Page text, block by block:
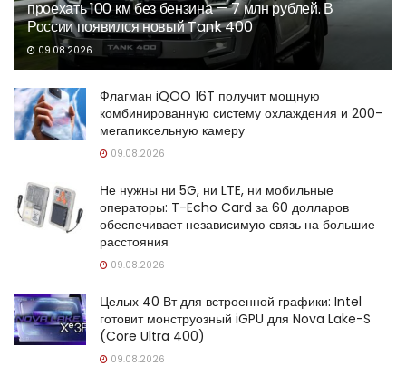
проехать 100 км без бензина — 7 млн рублей. В
России появился новый Tank 400
09.08.2026
Флагман iQOO 16T получит мощную
комбинированную систему охлаждения и 200-
мегапиксельную камеру
09.08.2026
Не нужны ни 5G, ни LTE, ни мобильные
операторы: T-Echo Card за 60 долларов
обеспечивает независимую связь на большие
расстояния
09.08.2026
Целых 40 Вт для встроенной графики: Intel
готовит монструозный iGPU для Nova Lake-S
(Core Ultra 400)
09.08.2026